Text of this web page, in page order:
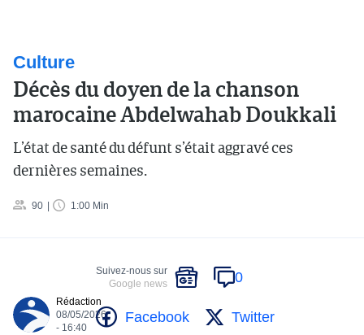
Culture
Décès du doyen de la chanson
marocaine Abdelwahab Doukkali
L’état de santé du défunt s’était aggravé ces
dernières semaines.
90 1:00 Min
Rédaction
08/05/2026
- 16:40
Suivez-nous sur
Google news
0
Facebook Twitter